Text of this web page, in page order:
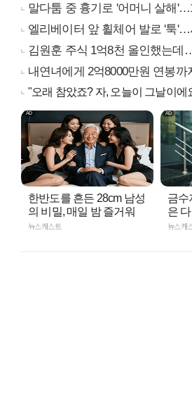
말다툼 중 흉기로 '어머니 살해
엘리베이터 앞 휠체어 발로 '툭
김원훈 주식 1억8천 올인했는데
내연녀에게 2억8000만원 연봉
"오래 참았죠? 자, 오늘이 그날이에
한반도를 흔든 28cm 남성
의 비밀, 매일 밤 즐거워
뉴스캐스트
금수
은
뉴스캐